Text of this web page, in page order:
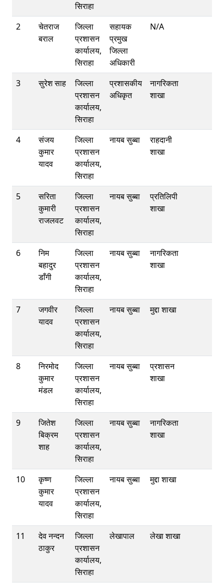
सिराहा
2
चेतराज
बराल
जिल्ला
प्रशासन
कार्यालय,
सिराहा
सहायक
प्रमुख
जिल्ला
अधिकारी
N/A
3 सुरेश साह
जिल्ला
प्रशासन
कार्यालय,
सिराहा
प्रशासकीय
अधिकृत
नागरिकता
शाखा
4
संजय
कुमार
यादव
जिल्ला
प्रशासन
कार्यालय,
सिराहा
नायब सुब्बा
राहदानी
शाखा
5
सरिता
कुमारी
राजलवट
जिल्ला
प्रशासन
कार्यालय,
सिराहा
नायब सुब्बा
प्रतिलिपी
शाखा
6
निम
बहादुर
डाँगी
जिल्ला
प्रशासन
कार्यालय,
सिराहा
नायब सुब्बा
नागरिकता
शाखा
7
जगवीर
यादव
जिल्ला
प्रशासन
कार्यालय,
सिराहा
नायब सुब्बा मुद्दा शाखा
8
निरमोद
कुमार
मंडल
जिल्ला
प्रशासन
कार्यालय,
सिराहा
नायब सुब्बा
प्रशासन
शाखा
9
जितेश
बिक्रम
शाह
जिल्ला
प्रशासन
कार्यालय,
सिराहा
नायब सुब्बा
नागरिकता
शाखा
10
कृष्ण
कुमार
यादव
जिल्ला
प्रशासन
कार्यालय,
सिराहा
नायब सुब्बा मुद्दा शाखा
11
देव नन्दन
ठाकुर
जिल्ला
प्रशासन
कार्यालय,
सिराहा
लेखापाल लेखा शाखा